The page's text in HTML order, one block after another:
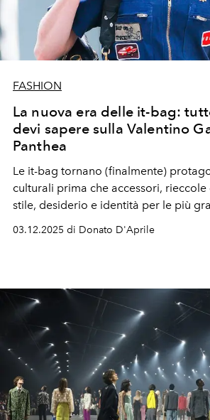
FASHION
La nuova era delle it-bag:
devi sapere sulla Valentino
Panthea
Le it-bag tornano (finalmente)
culturali prima che accessori,
stile, desiderio e identità per le più
Valentino scrive un nuovo capitolo
03.12.2025 di Donato D'Aprile